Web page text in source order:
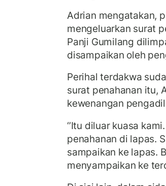
Adrian mengatakan,
mengeluarkan surat
Panji Gumilang
disampaikan oleh
Perihal terdakwa
surat penahanan itu,
kewenangan
‘’Itu diluar kuasa
penahanan di lapas.
sampaikan ke lapas.
menyampaikan ke